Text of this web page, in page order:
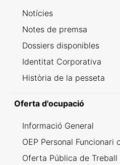
Notícies
Notes de premsa
Dossiers disponibles
Identitat Corporativa
Història de la pesseta
Oferta d'ocupació
Informació General
OEP Personal Funcionari
Oferta Pública de Treball